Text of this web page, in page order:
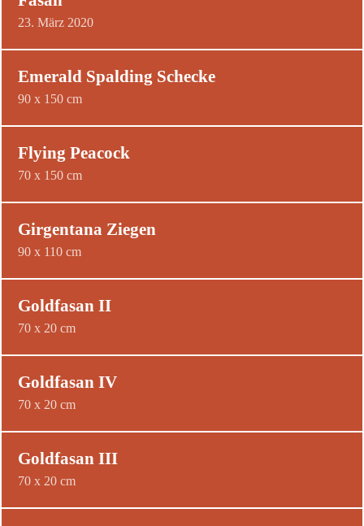
23. März 2020
Emerald Spalding Schecke
90 x 150 cm
Flying Peacock
70 x 150 cm
Girgentana Ziegen
90 x 110 cm
Goldfasan II
70 x 20 cm
Goldfasan IV
70 x 20 cm
Goldfasan III
70 x 20 cm